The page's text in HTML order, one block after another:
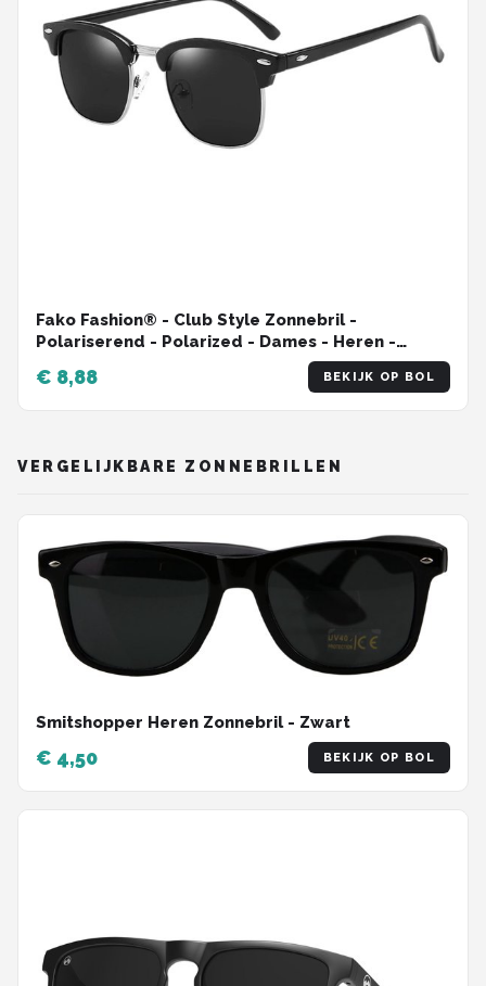
Fako Fashion® - Club Style Zonnebril -
Polariserend - Polarized - Dames - Heren -
€ 8,88 BEKIJK OP BOL
VERGELIJKBARE ZONNEBRILLEN
Smitshopper Heren Zonnebril - Zwart
€ 4,50 BEKIJK OP BOL